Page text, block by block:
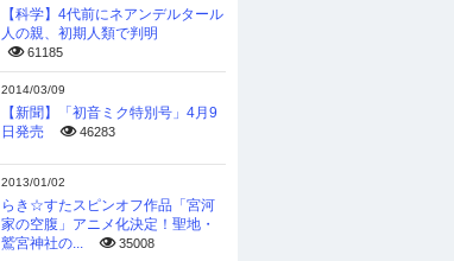
【科学】4代前にネアンデルタール
人の親、初期人類で判明
61185
2014/03/09
【新聞】「初音ミク特別号」4月9
日発売
46283
2013/01/02
らき☆すたスピンオフ作品「宮河
家の空腹」アニメ化決定！聖地・
鷲宮神社の...
35008